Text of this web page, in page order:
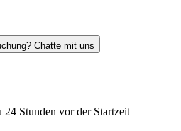
Chatte mit uns
24 Stunden vor der Startzeit